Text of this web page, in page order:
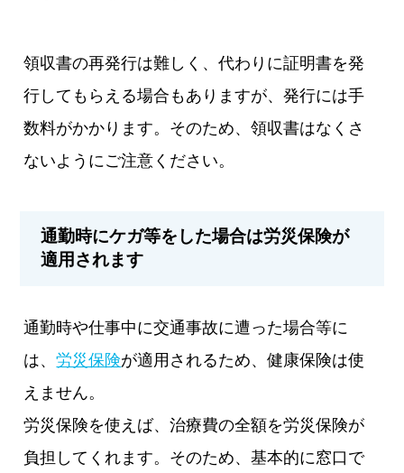
領収書の再発行は難しく、代わりに証明書を発
行してもらえる場合もありますが、発行には手
数料がかかります。そのため、領収書はなくさ
ないようにご注意ください。
通勤時にケガ等をした場合は労災保険が
適用されます
通勤時や仕事中に交通事故に遭った場合等に
は、労災保険が適用されるため、健康保険は使
えません。
労災保険を使えば、治療費の全額を労災保険が
負担してくれます。そのため、基本的に窓口で